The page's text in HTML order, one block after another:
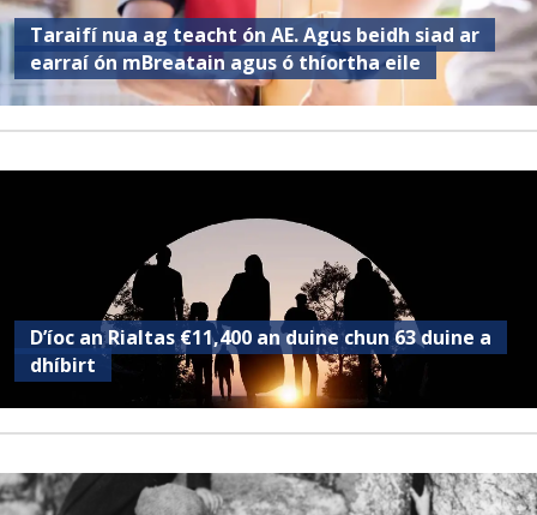
Taraifí nua ag teacht ón AE. Agus beidh siad ar
earraí ón mBreatain agus ó thíortha eile
D’íoc an Rialtas €11,400 an duine chun 63 duine a
dhíbirt